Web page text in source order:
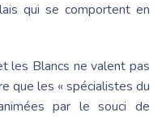
qui se comportent en
les Blancs ne valent pas
que les « spécialistes du
par le souci de